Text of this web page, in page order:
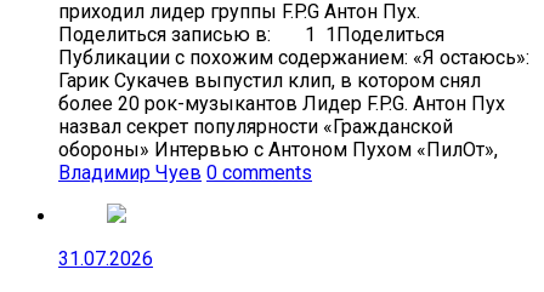
приходил лидер группы F.P.G Антон Пух.
Поделиться записью в: 1 1Поделиться
Публикации с похожим содержанием: «Я остаюсь»:
Гарик Сукачев выпустил клип, в котором снял
более 20 рок-музыкантов Лидер F.P.G. Антон Пух
назвал секрет популярности «Гражданской
обороны» Интервью с Антоном Пухом «ПилОт»,
Владимир Чуев 0 comments
31.07.2026